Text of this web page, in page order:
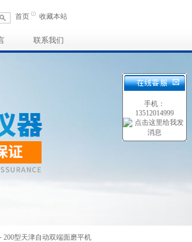
首页 收藏本站
联系我们
200型天津自动双端面磨平机
手机：
13512014999